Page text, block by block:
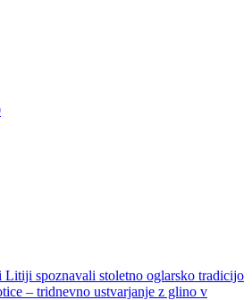
spoznavali stoletno oglarsko tradicijo
– tridnevno ustvarjanje z glino v